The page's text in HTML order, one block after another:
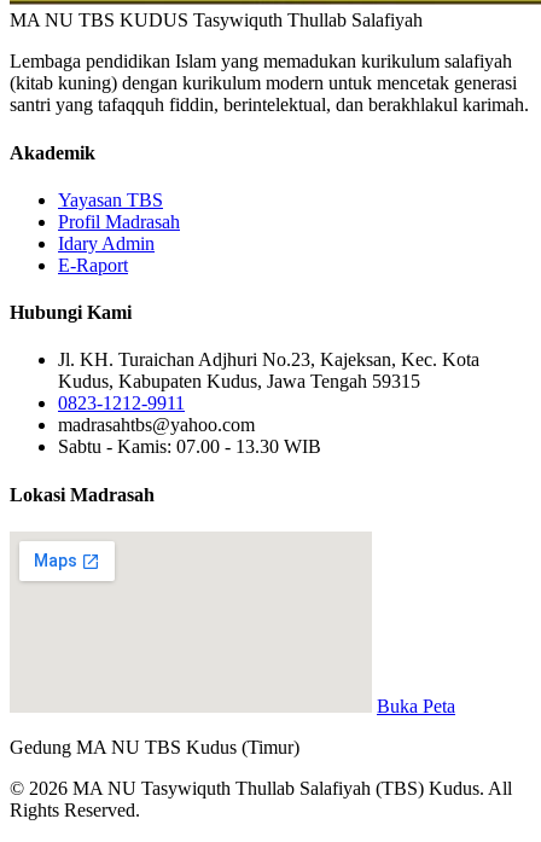
MA NU TBS KUDUS Tasywiquth Thullab Salafiyah
Lembaga pendidikan Islam yang memadukan kurikulum salafiyah
(kitab kuning) dengan kurikulum modern untuk mencetak generasi
santri yang tafaqquh fiddin, berintelektual, dan berakhlakul karimah.
Akademik
Yayasan TBS
Profil Madrasah
Idary Admin
E-Raport
Hubungi Kami
Jl. KH. Turaichan Adjhuri No.23, Kajeksan, Kec. Kota
Kudus, Kabupaten Kudus, Jawa Tengah 59315
0823-1212-9911
madrasahtbs@yahoo.com
Sabtu - Kamis: 07.00 - 13.30 WIB
Lokasi Madrasah
Buka Peta
Gedung MA NU TBS Kudus (Timur)
© 2026 MA NU Tasywiquth Thullab Salafiyah (TBS) Kudus. All
Rights Reserved.